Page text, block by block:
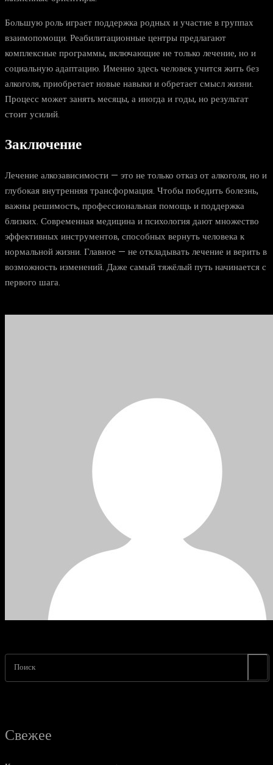
Большую роль играет поддержка родных и участие в группах
взаимопомощи. Реабилитационные центры предлагают
комплексные программы, включающие не только лечение, но и
социальную адаптацию. Именно здесь человек учится жить без
алкоголя, приобретает новые навыки и обретает смысл жизни.
Процесс может занять месяцы, а иногда и годы, но результат
стоит усилий.
Заключение
Лечение алкозависимости — это не только отказ от алкоголя, но и
глубокая внутренняя трансформация. Чтобы победить болезнь,
важны решимость, профессиональная помощь и поддержка
близких. Современная медицина и психология дают множество
эффективных инструментов, способных вернуть человека к
нормальной жизни. Главное — не откладывать лечение и верить в
возможность изменений. Даже самый тяжёлый путь начинается с
первого шага.
Поиск
Свежее